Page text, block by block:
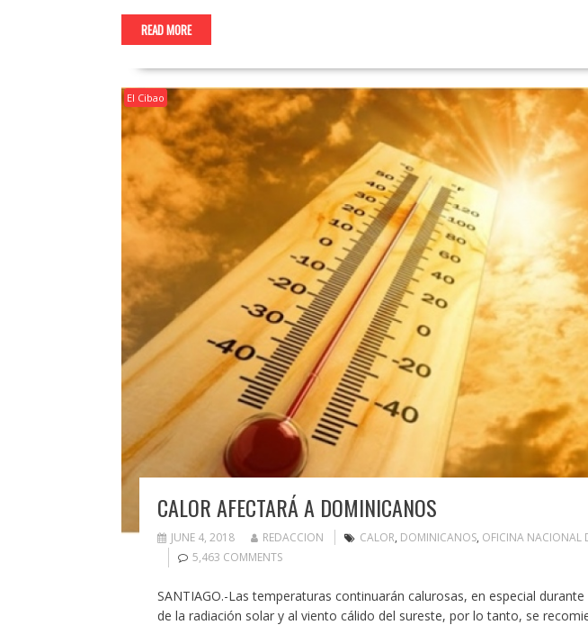
READ MORE
El Cibao
CALOR AFECTARÁ A DOMINICANOS
JUNE 4, 2018 REDACCION CALOR, DOMINICANOS, OFICINA NACIONAL
5,463 COMMENTS
SANTIAGO.-Las temperaturas continuarán calurosas, en especial
de la radiación solar y al viento cálido del sureste, por lo tanto, se